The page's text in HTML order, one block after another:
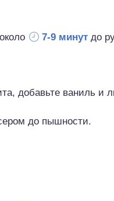
7-9 минут до
добавьте ваниль и
до пышности.